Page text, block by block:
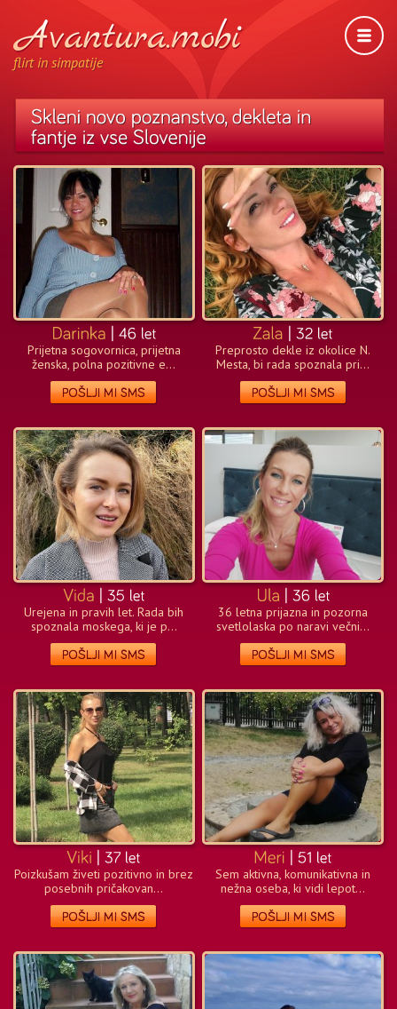
flirt in simpatije
Prijetna sogovornica, prijetna
ženska, polna pozitivne e...
Preprosto dekle iz okolice N.
Mesta, bi rada spoznala pri...
Urejena in pravih let. Rada bih
spoznala moskega, ki je p...
36 letna prijazna in pozorna
svetlolaska po naravi večni...
Poizkušam živeti pozitivno in brez
posebnih pričakovan...
Sem aktivna, komunikativna in
nežna oseba, ki vidi lepot...